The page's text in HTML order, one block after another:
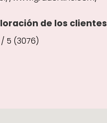
de los clientes
5 (3076)